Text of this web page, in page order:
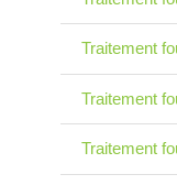
Traitement
Traitement
Traitement